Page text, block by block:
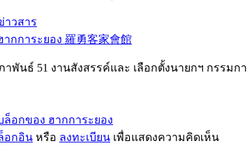
าวสาร
ากการะยอง 羅勇客家會館
าพันธ์ 51 งานสังสรรค์และ เลือกตั้งนายกฯ กรรมก
ล็อกของ ฮากการะยอง
อกอิน หรือ ลงทะเบียน เพื่อแสดงความคิดเห็น